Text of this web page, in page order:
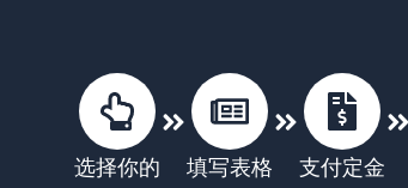
选择你的
填写表格
支付定金